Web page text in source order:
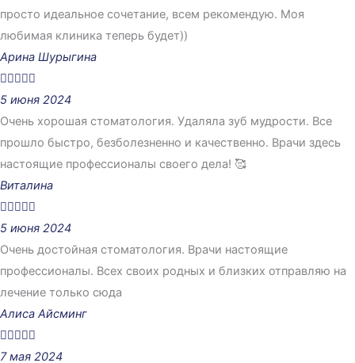
просто идеальное сочетание, всем рекомендую. Моя
любимая клиника теперь будет))
Арина Шурыгина

5 июня 2024
Очень хорошая стоматология. Удаляла зуб мудрости. Все
прошло быстро, безболезненно и качественно. Врачи здесь
настоящие профессионалы своего дела! 🥰
Виталина

5 июня 2024
Очень достойная стоматология. Врачи настоящие
профессионалы. Всех своих родных и близких отправляю на
лечение только сюда
Алиса Айсминг

7 мая 2024